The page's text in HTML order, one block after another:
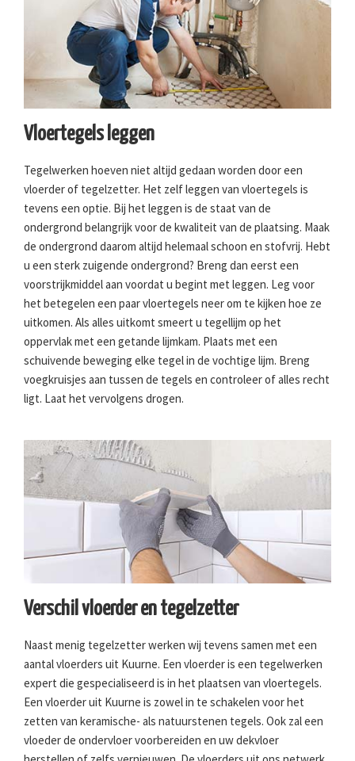
Vloertegels leggen
Tegelwerken hoeven niet altijd gedaan worden door een
vloerder of tegelzetter. Het zelf leggen van vloertegels is
tevens een optie. Bij het leggen is de staat van de
ondergrond belangrijk voor de kwaliteit van de plaatsing. Maak
de ondergrond daarom altijd helemaal schoon en stofvrij. Hebt
u een sterk zuigende ondergrond? Breng dan eerst een
voorstrijkmiddel aan voordat u begint met leggen. Leg voor
het betegelen een paar vloertegels neer om te kijken hoe ze
uitkomen. Als alles uitkomt smeert u tegellijm op het
oppervlak met een getande lijmkam. Plaats met een
schuivende beweging elke tegel in de vochtige lijm. Breng
voegkruisjes aan tussen de tegels en controleer of alles recht
ligt. Laat het vervolgens drogen.
Verschil vloerder en tegelzetter
Naast menig tegelzetter werken wij tevens samen met een
aantal vloerders uit Kuurne. Een vloerder is een tegelwerken
expert die gespecialiseerd is in het plaatsen van vloertegels.
Een vloerder uit Kuurne is zowel in te schakelen voor het
zetten van keramische- als natuurstenen tegels. Ook zal een
vloeder de ondervloer voorbereiden en uw dekvloer